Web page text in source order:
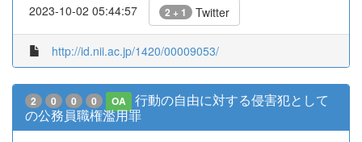
2023-10-02 05:44:57 2 + 1 Twitter
http://id.nii.ac.jp/1420/00009053/
2 0 0 0 OA
行動の自由に対する侵害犯として
の公務員職権濫用罪